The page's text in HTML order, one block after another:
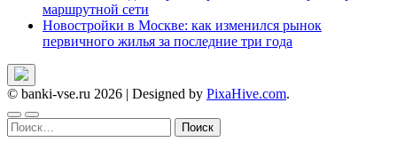
маршрутной сети
Новостройки в Москве: как изменился рынок
первичного жилья за последние три года
© banki-vse.ru 2026 | Designed by PixaHive.com.
Найти: